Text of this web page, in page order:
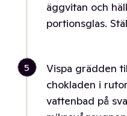
äggvitan och
portionsglas.
5
Vispa grädden
chokladen i
vattenbad på